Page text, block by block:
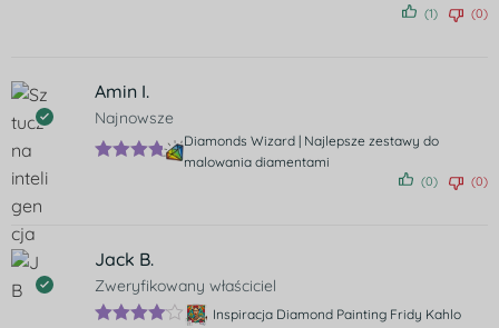
(1) (0)
Amin I.
Najnowsze
Diamonds Wizard | Najlepsze zestawy do
malowania diamentami
(0) (0)
Jack B.
Zweryfikowany właściciel
Inspiracja Diamond Painting Fridy Kahlo